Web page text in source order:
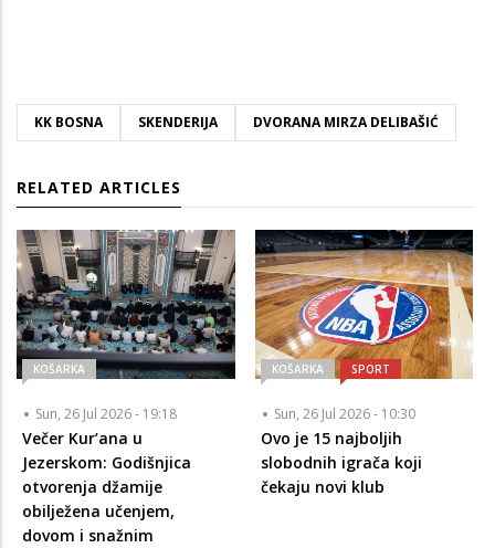
KK BOSNA SKENDERIJA DVORANA MIRZA DELIBAŠIĆ
RELATED ARTICLES
KOŠARKA
Sun, 26 Jul 2026 - 19:18
Večer Kur’ana u
Jezerskom: Godišnjica
otvorenja džamije
obilježena učenjem,
dovom i snažnim
KOŠARKA SPORT
Sun, 26 Jul 2026 - 10:30
Ovo je 15 najboljih
slobodnih igrača koji
čekaju novi klub